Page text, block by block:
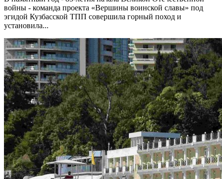
войны - команда проекта «Вершины воинской славы» под
эгидой Кузбасской ТПП совершила горный поход и
установила...